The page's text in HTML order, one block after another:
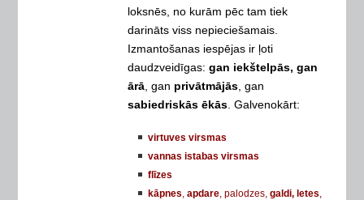
loksnēs, no kurām pēc tam tiek
darināts viss nepieciešamais.
Izmantošanas iespējas ir ļoti
daudzveidīgas: gan iekštelpās, gan
ārā , gan privātmājās , gan
sabiedriskās ēkās . Galvenokārt:
virtuves virsmas
vannas istabas virsmas
flīzes
kāpnes, apdare, palodzes, galdi, letes,